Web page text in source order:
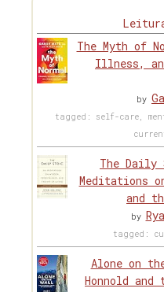
The Myth of
Illness,
by
tagged: self-care,
The Daily
Meditations
and
by
tagged:
Alone on
Honnold